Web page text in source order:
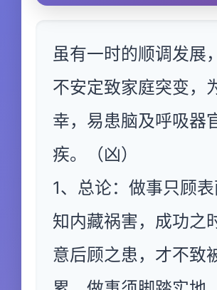
虽有一时的顺调发展
不安定致家庭突变，
幸，易患脑及呼吸器
疾。（凶）
1、总论：做事只顾
知内藏祸害，成功之
意后顾之患，才不致